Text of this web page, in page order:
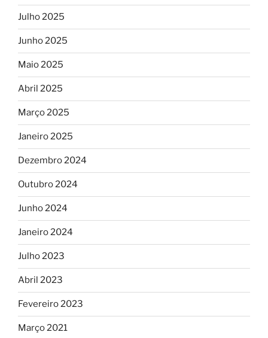
Julho 2025
Junho 2025
Maio 2025
Abril 2025
Março 2025
Janeiro 2025
Dezembro 2024
Outubro 2024
Junho 2024
Janeiro 2024
Julho 2023
Abril 2023
Fevereiro 2023
Março 2021